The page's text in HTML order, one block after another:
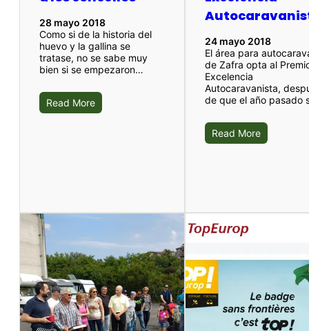
28 mayo 2018
Como si de la historia del
huevo y la gallina se
tratase, no se sabe muy
bien si se empezaron…
Read More
24 mayo 2018
El área para
de Zafra opta al
Excelencia
Autocaravanista,
de que el año pasado
Read More